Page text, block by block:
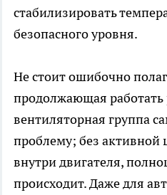
стабилизировать
безопасного уровня.
Не стоит ошибочно
продолжающая работать
вентиляторная группа
проблему; без
внутри двигателя,
происходит. Даже для